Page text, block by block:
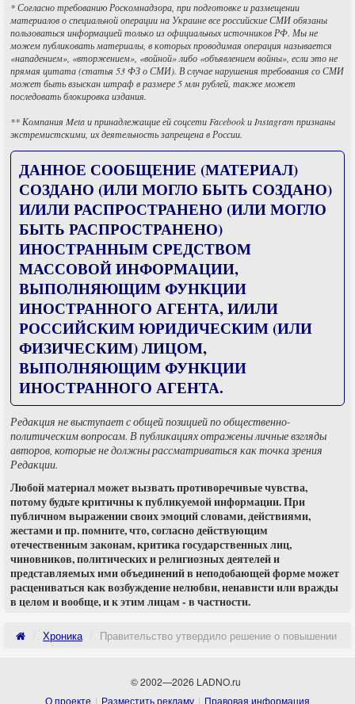
* Согласно требованию Роскомнадзора, при подготовке и размещении
материалов о специальной операции на Украине все российские СМИ обязаны
пользоваться информацией только из официальных источников РФ. Мы не
можем публиковать материалы, в которых проводимая операция называется
«нападением», «вторжением», «войной» либо «объявлением войны», если это не
прямая цитата (статья 53 ФЗ о СМИ). В случае нарушения требования со СМИ
может быть взыскан штраф в размере 5 млн рублей, также может
последовать блокировка издания.
** Компания Meta и принадлежащие ей соцсети Facebook и Instagram признаны
экстремистскими, их деятельность запрещена в России.
ДАННОЕ СООБЩЕНИЕ (МАТЕРИАЛ)
СОЗДАНО (ИЛИ МОГЛО БЫТЬ СОЗДАНО)
И/ИЛИ РАСПРОСТРАНЕНО (ИЛИ МОГЛО
БЫТЬ РАСПРОСТРАНЕНО)
ИНОСТРАННЫМ СРЕДСТВОМ
МАССОВОЙ ИНФОРМАЦИИ,
ВЫПОЛНЯЮЩИМ ФУНКЦИИ
ИНОСТРАННОГО АГЕНТА, И/ИЛИ
РОССИЙСКИМ ЮРИДИЧЕСКИМ (ИЛИ
ФИЗИЧЕСКИМ) ЛИЦОМ,
ВЫПОЛНЯЮЩИМ ФУНКЦИИ
ИНОСТРАННОГО АГЕНТА.
Редакция не выступает с общей позицией по общественно-
политическим вопросам. В публикациях отражены личные взгляды
авторов, которые не должны рассматриваться как точка зрения
Редакции.
Любой материал может вызвать противоречивые чувства,
потому будьте критичны к публикуемой информации. При
публичном выражении своих эмоций словами, действиями,
жестами и пр. помните, что, согласно действующим
отечественным законам, критика государственных лиц,
чиновников, политических и религиозных деятелей и
представляемых ими объединений в неподобающей форме может
расцениваться как возбуждение нелюбви, ненависти или вражды
в целом и вообще, и к этим лицам - в частности.
Хроника Правительство утвердило решение о повышении
© 2002—2026 LADNO.ru
О проекте
Разместить рекламу Правовая информация